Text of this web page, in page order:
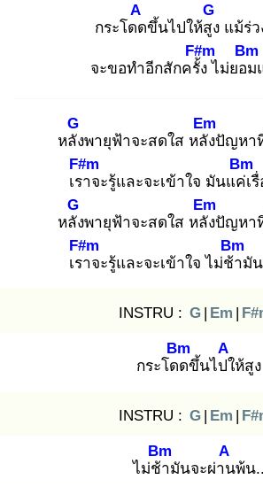
กระโดด
A
ขึ้นไปให้สูง
G
แม้ร่ว
จะขอทำอีกสักครั้ง
F#m
ไม่ยอม
Bm
หลัง
G
พายุฟ้าจะสดใส หลัง
Em
ปัญหา
เรา
F#m
จะรู้และจะเข้าใจ มันแค่เ
Bm
รื่
หลัง
G
พายุฟ้าจะสดใส หลัง
Em
ปัญหา
เรา
F#m
จะรู้และจะเข้าใจ ไม่ช้า
Bm
มั
INSTRU : G | Em |
กระโดด
Bm
ขึ้นไปใ
A
ห้สูง
INSTRU : G | Em |
ไม่ช้า
Bm
มันจะผ่าน
A
พ้น..